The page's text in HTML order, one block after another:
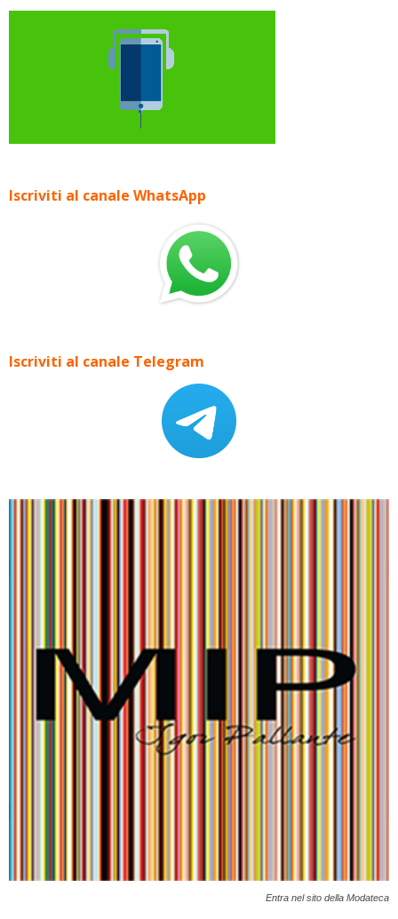
Iscriviti al canale WhatsApp
Iscriviti al canale Telegram
Entra nel sito della Modateca